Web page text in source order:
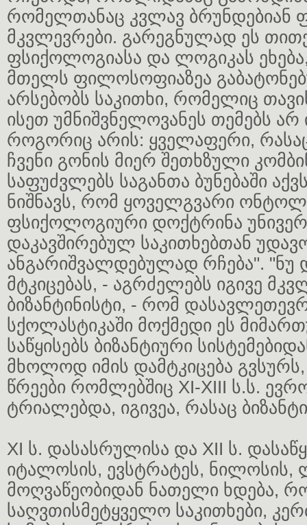
რომელთანაც კვლავ
მკვლევრები. გარეგნულად ეს
ფსიქოლოგიასა და ლოგიკას
მთელს ფილოსოფიაზეა
არსებობს საკითხი, რომელიც
ისეთ უმნიშვნელოვანეს თემებს
როგორიც არის: ყველაფერი,
ჩვენი გონის მიერ შეთხზული
საფუძვლებს საგანთა ბუნებაში
ნიშნავს, რომ ყოველგვარი
ფსიქოლოგიური დოქტრინა
დაკავშირებულ საკითხებთან
ანგარიშვალდებულად რჩება". "ნუ
მტკიცებას, - აგრძელებს იგივე
ბიზანტინისტი, - რომ
სქოლასტიკაში მოქმედი ეს
საწყისებს ბიზანტიური
მხოლოდ იმის დამტკიცება
წრეები რომლებშიც XI-XIII ს.ს.
ტრიალებდა, იგივეა, რასაც
XI ს. დასასრულისა და XII ს.
იტალოსის, ევსტრატეს, ნილოსის,
მოღვაწეობიდან ნათელი ხდება,
საღვთისმეტყველო საკითხები,